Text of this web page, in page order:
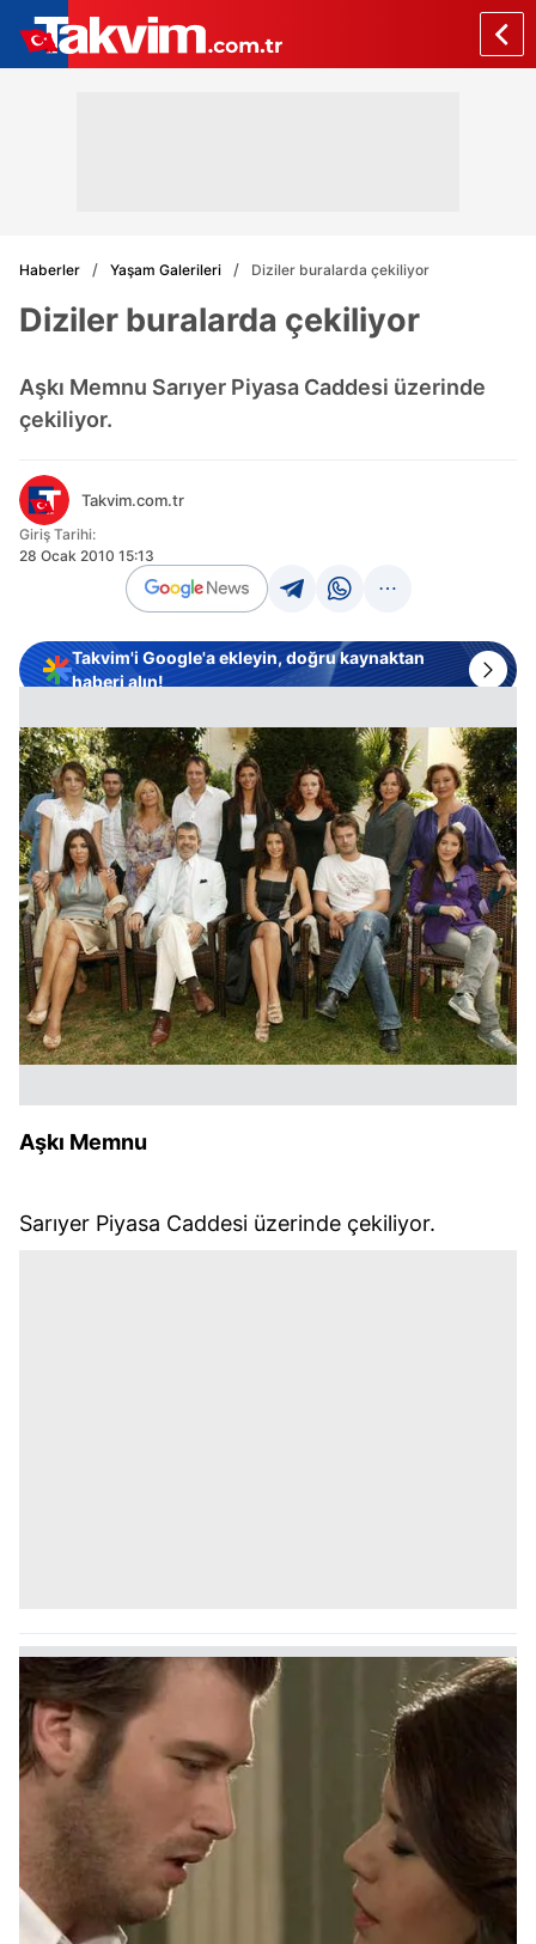
Haberler Yaşam Galerileri Diziler buralarda çekiliyor
Diziler buralarda çekiliyor
Aşkı Memnu Sarıyer Piyasa Caddesi üzerinde
çekiliyor.
Takvim.com.tr
Giriş Tarihi:
28 Ocak 2010 15:13
Takvim'i Google'a ekleyin, doğru kaynaktan
haberi alın!
Aşkı Memnu
Sarıyer Piyasa Caddesi üzerinde çekiliyor.